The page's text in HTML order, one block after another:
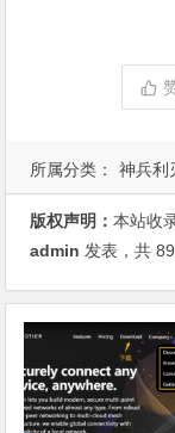
所属分类： 神兵利
版权声明：本站收
admin 发表，共